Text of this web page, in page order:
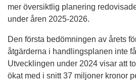
mer översiktlig planering
under åren 2025-2026.
Den första bedömningen av årets
åtgärderna i handlingsplanen inte
Utvecklingen under 2024 visar att
ökat med i snitt 37 miljoner kronor